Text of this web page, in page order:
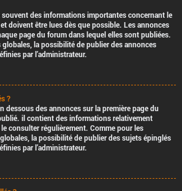
des informations importantes concernant le
doivent être lues dès que possible. Les annonces
page du forum dans lequel elles sont publiées.
la possibilité de publier des annonces
par l’administrateur.
?
dessous des annonces sur la première page du
il contient des informations relativement
consulter régulièrement. Comme pour les
la possibilité de publier des sujets épinglés
par l’administrateur.